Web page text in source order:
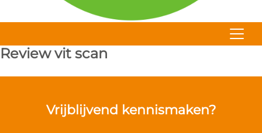
Review vit scan
Vrijblijvend kennismaken?